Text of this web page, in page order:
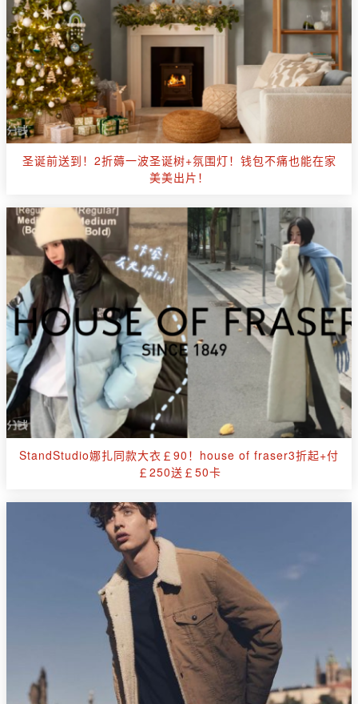
圣诞前送到！2折薅一波圣诞树+氛围灯！钱包不痛也能在家
美美出片！
StandStudio娜扎同款大衣￡90！house of fraser3折起+付
￡250送￡50卡